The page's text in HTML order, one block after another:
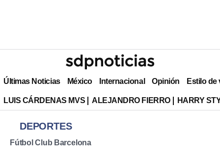
Últimas Noticias México Internacional Opinión Estilo de
LUIS CÁRDENAS MVS ALEJANDRO FIERRO HARRY
DEPORTES
Fútbol Club Barcelona